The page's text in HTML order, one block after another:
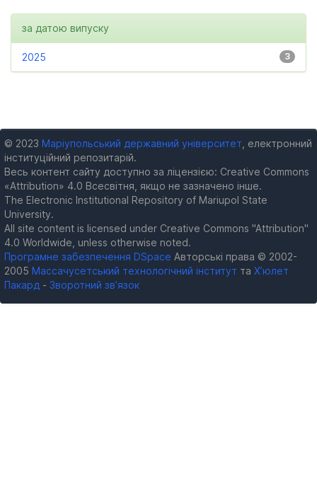
за датою випуску
3
2025
© 2023 Маріупольський державний університет , електронний
інституційний репозитарій.
Весь контент сайту доступно за ліцензією: Creative Commons
«Attribution» 4.0 Всесвітня, якщо не зазначено інше.
The Electronic Institutional Repository of Mariupol State
University.
All site content is licensed under Creative Commons "Attribution"
4.0 Worldwide, unless otherwise noted.
Програмне забезпечення DSpace Авторські права © 2002-
2005 Массачусетський технологічний інститут та Х’юлет
Пакард - Зворотний зв’язок